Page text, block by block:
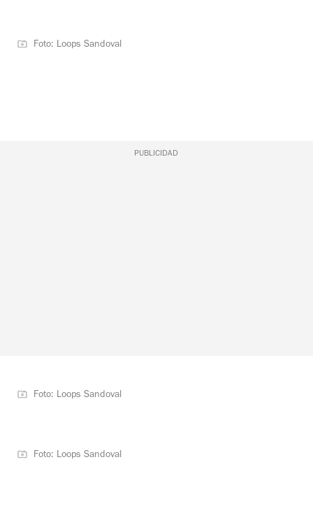
Foto: Loops Sandoval
PUBLICIDAD
Foto: Loops Sandoval
Foto: Loops Sandoval